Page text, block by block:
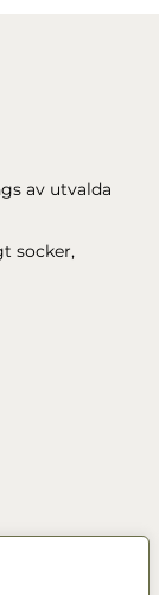
av utvalda
socker,